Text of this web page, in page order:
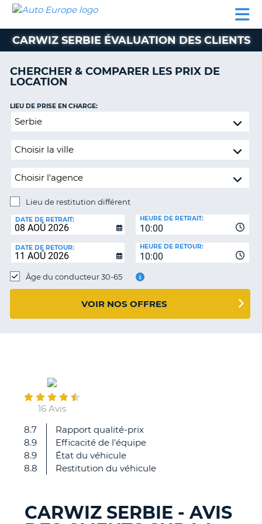
LOCATION
VOITURE
CAMPING-
CAR
CLIENT
AUTO
EUROPE
LOCATION
VOITURE
CAMPING-
CAR
PARTENAIRES
SUPPORT
CLIENT
COMPTE
MA
CARWIZ SERBIE ÉVALUATION DES CLIENTS
CHERCHER & COMPARER LES PRIX DE
LOCATION
Lieu
restitution
LIEU DE PRISE EN CHARGE:
Lieu de restitution différent
DE
RESTITUTION:
DATE DE RETRAIT:
10:00
HEURE DE RETRAIT:
DATE DE RETOUR:
10:00
HEURE DE RETOUR:
Âge du conducteur 30-65
VOIR NOS OFFRES
16 Avis
8.7
8.9
8.9
8.8
Rapport qualité-prix
Efficacité de l'équipe
État du véhicule
Restitution du véhicule
Super
CARWIZ SERBIE - AVIS